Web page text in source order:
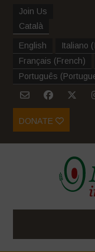
Join Us
Català
English Italiano (
Français (French)
Português (
DONATE